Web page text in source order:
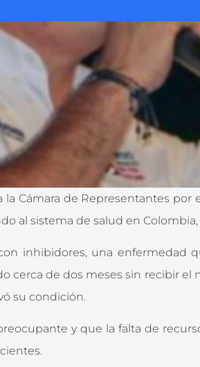
la Cámara de Representantes
al sistema de salud en
inhibidores, una enfermedad
cerca de dos meses sin recibir
su condición.
y que la falta de